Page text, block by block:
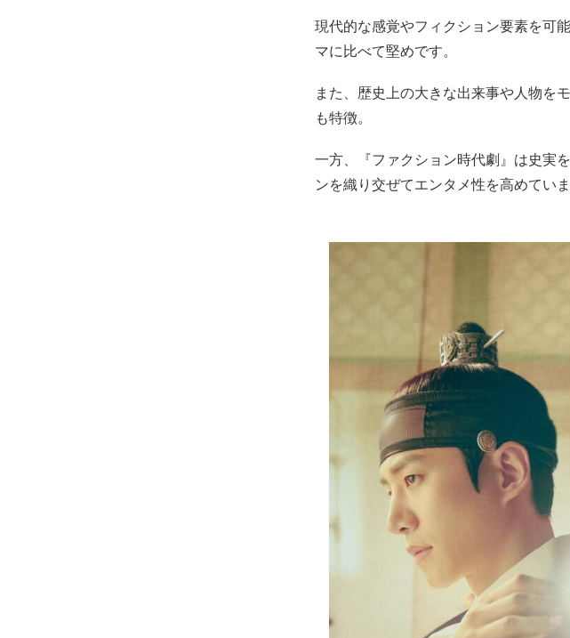
現代的な感覚やフィクション要素を可
マに比べて堅めです。
また、歴史上の大きな出来事や人物を
も特徴。
一方、『ファクション時代劇』は史実
ンを織り交ぜてエンタメ性を高めていま